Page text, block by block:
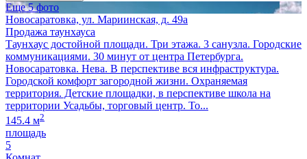
Еще 5 фото
Новосаратовка, ул. Мариинская, д. 49а
Продажа таунхауса
Таунхаус достойной площади. Три этажа. 3 санузла. Городские
коммуникациями. 30 минут от центра Петербурга.
Новосаратовка. Нева. В перспективе вся инфраструктура.
Городской комфорт загородной жизни. Охраняемая
территория. Детские площадки, в перспективе школа на
территории Усадьбы, торговый центр. То...
145.4 м2
площадь
5